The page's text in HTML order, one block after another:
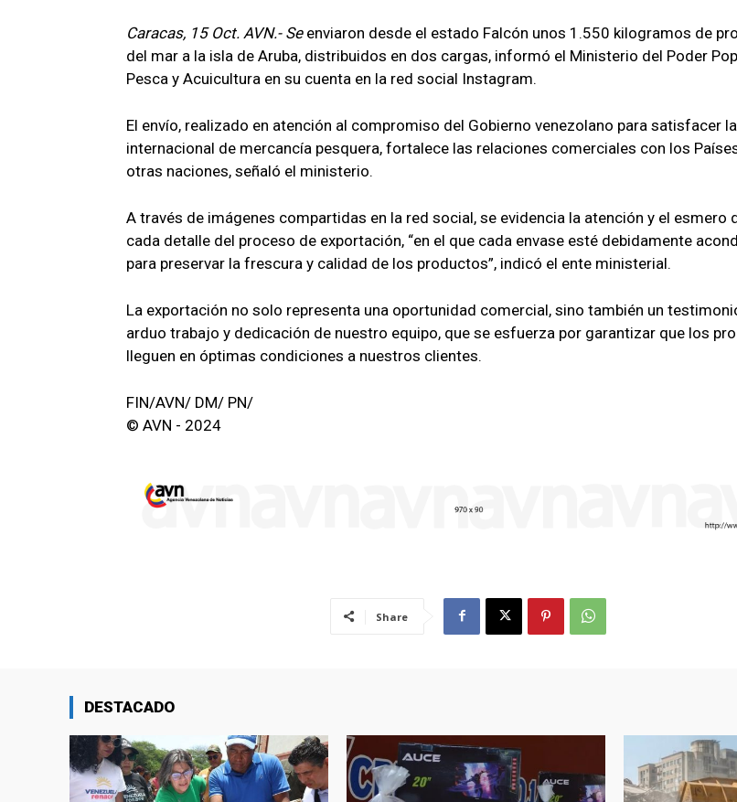
Caracas, 15 Oct. AVN.- Se enviaron desde el estado Falcón unos 1.550 kilogramos de
del mar a la isla de Aruba, distribuidos en dos cargas, informó el Ministerio del Poder
Pesca y Acuicultura en su cuenta en la red social Instagram.
El envío, realizado en atención al compromiso del Gobierno venezolano para satisfacer
internacional de mercancía pesquera, fortalece las relaciones comerciales con los
otras naciones, señaló el ministerio.
A través de imágenes compartidas en la red social, se evidencia la atención y el esmero
cada detalle del proceso de exportación, “en el que cada envase esté debidamente
para preservar la frescura y calidad de los productos”, indicó el ente ministerial.
La exportación no solo representa una oportunidad comercial, sino también un
arduo trabajo y dedicación de nuestro equipo, que se esfuerza por garantizar que los
lleguen en óptimas condiciones a nuestros clientes.
FIN/AVN/ DM/ PN/
© AVN - 2024
Share
DESTACADO